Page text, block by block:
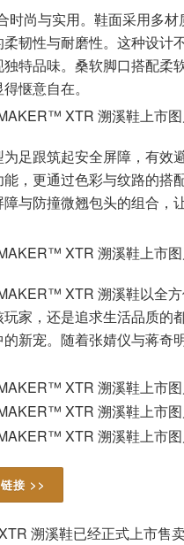
尚与实用。鞋面采用多材
韧性与耐磨性。这种设计
特品味。桑软脚口搭配柔
惬意自在。
足跟筑起安全屏障，有效
，更通过色彩与纹路的搭
与防撞微翘包头的组合，
XTR 溯溪鞋以全
家，还是追求生活品质的
新宠。随着张婧仪与蒋奇
接 >>
溯溪鞋已经正式上市售